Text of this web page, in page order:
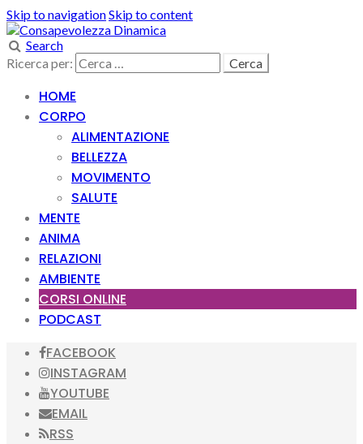
Skip to navigationSkip to content
Search
Ricerca per:
HOME
CORPO
ALIMENTAZIONE
BELLEZZA
MOVIMENTO
SALUTE
MENTE
ANIMA
RELAZIONI
AMBIENTE
CORSI ONLINE
PODCAST
FACEBOOK
INSTAGRAM
YOUTUBE
EMAIL
RSS